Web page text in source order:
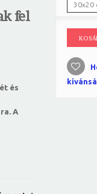
fel
és
A
30x20